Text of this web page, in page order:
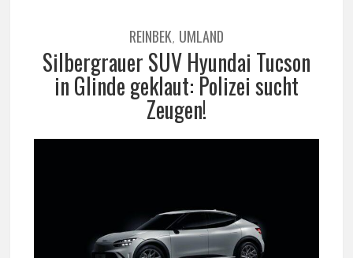
REINBEK, UMLAND
Silbergrauer SUV Hyundai Tucson
in Glinde geklaut: Polizei sucht
Zeugen!